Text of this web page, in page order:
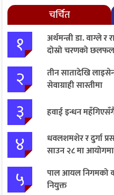
चर्चित
१
अर्थमन्त्री डा. वाग्ले र
दोस्रो चरणको छलफल
२
तीन सातादेखि
सेवाग्राही सास्तीमा
३ हवाई इन्धन
४
धवलशमशेर र दुर्गा
साउन २८ मा आयोगमा
५
पाल आयल निगमको
नियुक्त